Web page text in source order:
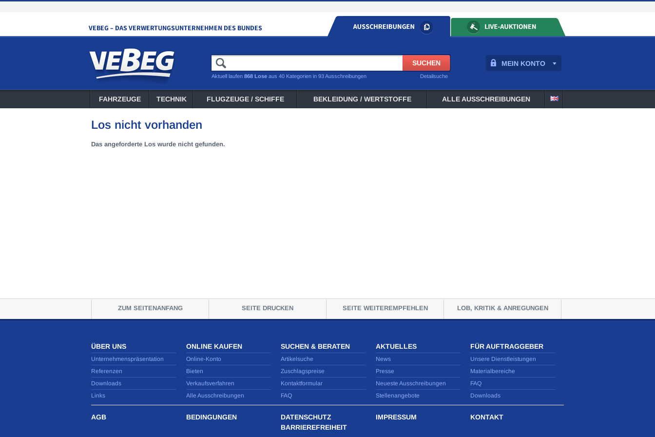
MEIN KONTO
Detailsuche
Aktuell laufen 868 Lose aus 40 Kategorien in 93 Ausschreibungen
FAHRZEUGE TECHNIK FLUGZEUGE / SCHIFFE BEKLEIDUNG / WERTSTOFFE ALLE AUSSCHREIBUNGEN
Los nicht vorhanden
Das angeforderte Los wurde nicht gefunden.
ZUM SEITENANFANG SEITE DRUCKEN SEITE WEITEREMPFEHLEN LOB, KRITIK & ANREGUNGEN
ÜBER UNS
Unternehmenspräsentation
Referenzen
Downloads
Links
ONLINE KAUFEN
Online-Konto
Bieten
Verkaufsverfahren
Alle Ausschreibungen
SUCHEN & BERATEN
Artikelsuche
Zuschlagspreise
Kontaktformular
FAQ
AKTUELLES
News
Presse
Neueste Ausschreibungen
Stellenangebote
FÜR AUFTRAGGEBER
Unsere Dienstleistungen
Materialbereiche
FAQ
Downloads
AGB BEDINGUNGEN
DATENSCHUTZ
BARRIEREFREIHEIT
IMPRESSUM KONTAKT